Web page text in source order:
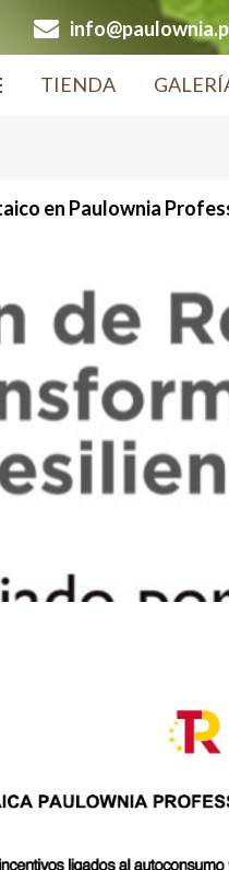
TIENDA
en Paulownia